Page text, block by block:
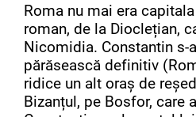
Roma nu mai era
roman, de la Dioclețian,
Nicomidia. Constantin s-
părăsească definitiv
ridice un alt oraș de
Bizanțul, pe Bosfor, care